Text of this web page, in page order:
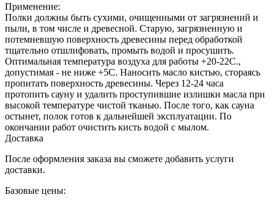
Применение:
Полки должны быть сухими, очищенными от загрязнений и
пыли, в том числе и древесной. Старую, загрязненную и
потемневшую поверхность древесины перед обработкой
тщательно отшлифовать, промыть водой и просушить.
Оптимальная температура воздуха для работы +20-22С.,
допустимая - не ниже +5С. Наносить масло кистью, стораясь
пропитать поверхность древесины. Через 12-24 часа
протопить сауну и удалить проступившие излишки масла при
высокой температуре чистой тканью. После того, как сауна
остынет, полок готов к дальнейшей эксплуатации. По
окончании работ очистить кисть водой с мылом.
Доставка
После оформления заказа вы сможете добавить услуги
доставки.
Базовые цены: